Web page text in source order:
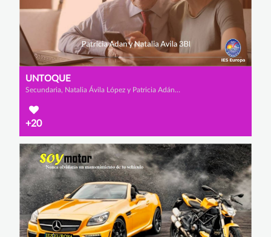
UNTOQUE
Secundaria, Natalia Ávila López y Patricia Adán Sánchez-Fortún
+20